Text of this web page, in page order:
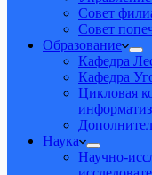
Совет
Совет
Образование
Кафедра
Кафедра
Цикловая
Наука
Научно-